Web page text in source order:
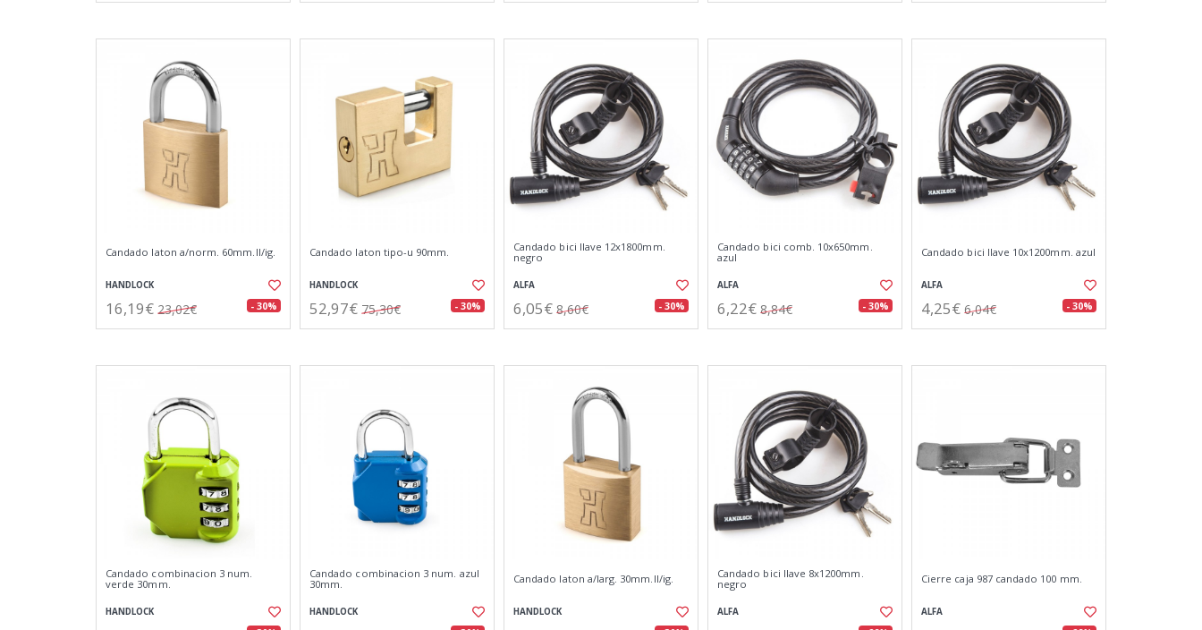
Candado laton a/norm. 60mm.ll/ig.
HANDLOCK
16,19€ 23,02€ - 30%
Candado laton tipo-u 90mm.
HANDLOCK
52,97€ 75,30€ - 30%
Candado bici llave 12x1800mm.
negro
ALFA
6,05€ 8,60€ - 30%
Candado bici comb. 10x650mm.
azul
ALFA
6,22€ 8,84€ - 30%
Candado bici llave 10x1200mm. azul
ALFA
4,25€ 6,04€ - 30%
Candado combinacion 3 num.
verde 30mm.
HANDLOCK
Candado combinacion 3 num. azul
30mm.
HANDLOCK
Candado laton a/larg. 30mm.ll/ig.
HANDLOCK
Candado bici llave 8x1200mm.
negro
ALFA
Cierre caja 987 candado 100 mm.
ALFA